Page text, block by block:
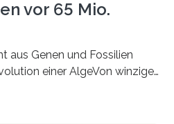
vor 65 Mio.
aus Genen und Fossilien
einer AlgeVon winzigen
komplexesten